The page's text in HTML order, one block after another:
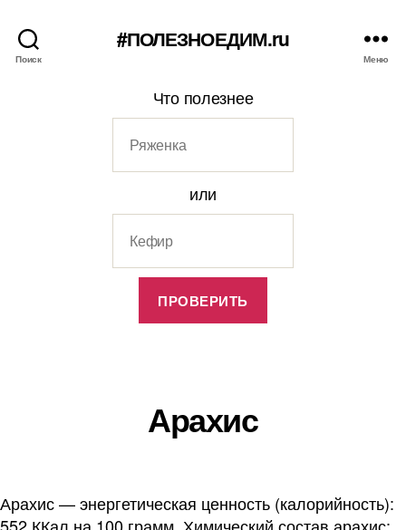
Поиск
#ПОЛЕЗНОЕДИМ.ru
Меню
Что полезнее
или
Арахис
Арахис — энергетическая ценность (калорийность):